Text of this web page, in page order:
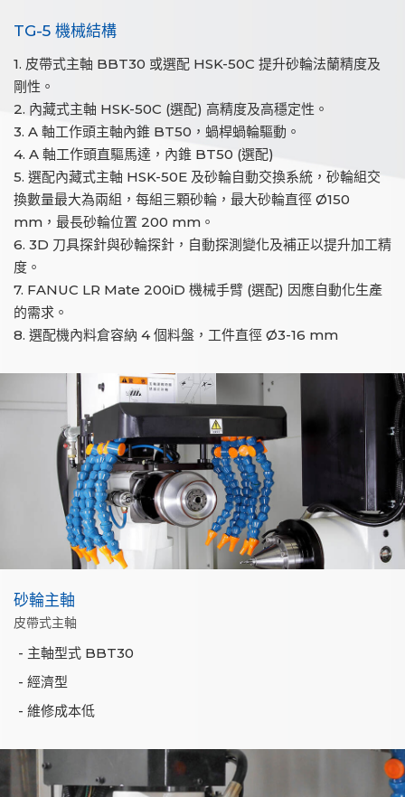
TG-5 機械結構
1. 皮帶式主軸 BBT30 或選配 HSK-50C 提升砂輪法蘭精度及
剛性。
2. 內藏式主軸 HSK-50C (選配) 高精度及高穩定性。
3. A 軸工作頭主軸內錐 BT50，蝸桿蝸輪驅動。
4. A 軸工作頭直驅馬達，內錐 BT50 (選配)
5. 選配內藏式主軸 HSK-50E 及砂輪自動交換系統，砂輪組交
換數量最大為兩組，每組三顆砂輪，最大砂輪直徑 Ø150
mm，最長砂輪位置 200 mm。
6. 3D 刀具探針與砂輪探針，自動探測變化及補正以提升加工精
度。
7. FANUC LR Mate 200iD 機械手臂 (選配) 因應自動化生產
的需求。
8. 選配機內料倉容納 4 個料盤，工件直徑 Ø3-16 mm
砂輪主軸
皮帶式主軸
主軸型式 BBT30
經濟型
維修成本低